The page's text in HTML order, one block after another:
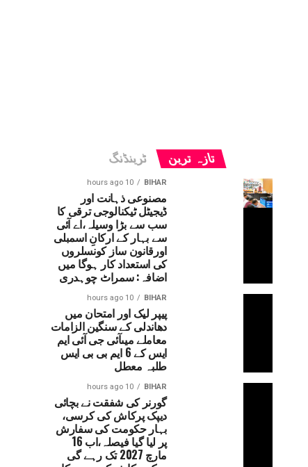
تازہ ترین ٹرینڈنگ
BIHAR
10 hours ago
مصنوعی ذہانت اور
ڈیجیٹل ٹیکنالوجی ترقی کا
سب سے بڑا وسیلہ،اے آئی
سے بہار کے ارکانِ اسمبلی
اورقانون ساز کونسلروں
کی استعداد کار ہوگا میں
اضافہ: سمراٹ چوہدری
BIHAR
10 hours ago
پیپر لیک اور امتحان میں
دھاندلی کے سنگین الزامات
معاملے میںآئی جی آئی ایم
ایس کے 6 ایم بی بی ایس
طلبہ معطل
BIHAR
10 hours ago
گورنر کی شفقت نے بچائی
دیپک پرکاش کی کرسی،
بہار حکومت کی سفارش
پر لیا گیا فیصلہ،اب 16
مارچ 2027 تک رہے گی